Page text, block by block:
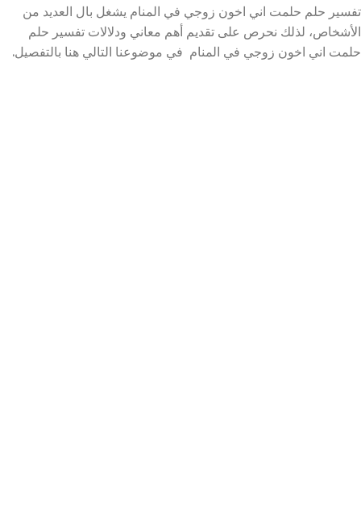
تفسير حلم حلمت اني اخون زوجي في المنام يشغل بال العديد من
الأشخاص، لذلك نحرص على تقديم أهم معاني ودلالات تفسير حلم
حلمت اني اخون زوجي في المنام في موضوعنا التالي هنا بالتفصيل.